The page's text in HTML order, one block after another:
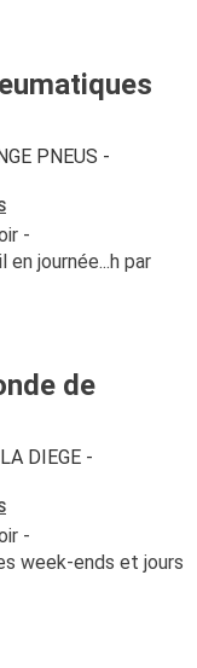
PNEUS -
-
journée...h par
de
DIEGE -
-
week-ends et jours